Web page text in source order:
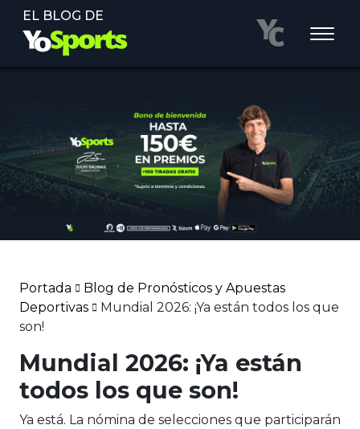
EL BLOG DE
Portada
Blog de Pronósticos y Apuestas
Deportivas
Mundial 2026: ¡Ya están todos los que
son!
Mundial 2026: ¡Ya están
todos los que son!
Ya está. La nómina de selecciones que participarán